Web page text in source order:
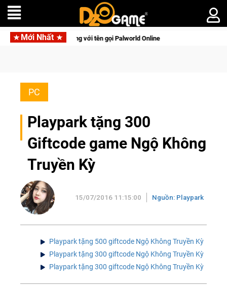
Mới Nhất
tồn lên di động với tên gọi Palworld Online
PC
Playpark tặng 300
Giftcode game Ngộ Không
Truyền Kỳ
15/07/2016 11:15:00 Nguồn: Playpark
Playpark tặng 500 giftcode Ngộ Không Truyền Kỳ
Playpark tặng 300 giftcode Ngộ Không Truyền Kỳ
Playpark tặng 300 giftcode Ngộ Không Truyền Kỳ